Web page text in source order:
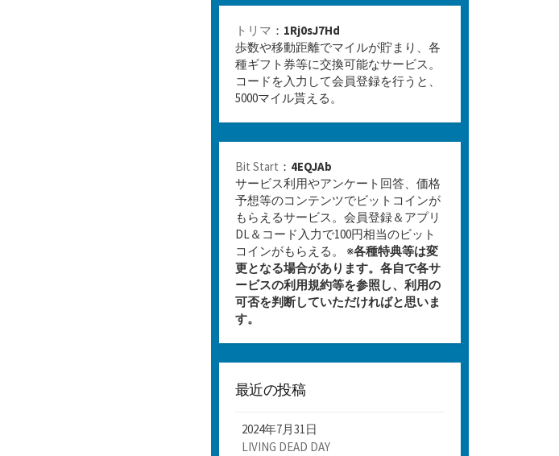
トリマ ： 1Rj0sJ7Hd
歩数や移動距離でマイルが貯まり、各
種ギフト券等に交換可能なサービス。
コードを入力して会員登録を行うと、
5000マイル貰える。
Bit Start ： 4EQJAb
サービス利用やアンケート回答、価格
予想等のコンテンツでビットコインが
もらえるサービス。会員登録＆アプリ
DL＆コード入力で100円相当のビット
コインがもらえる。 ※各種特典等は変
更となる場合があります。各自で各サ
ービスの利用規約等を参照し、利用の
可否を判断していただければと思いま
す。
最近の投稿
2024年7月31日
LIVING DEAD DAY